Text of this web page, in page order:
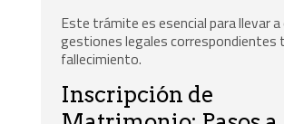
Este trámite es esencial para llevar a
gestiones legales correspondientes
fallecimiento.
Inscripción de